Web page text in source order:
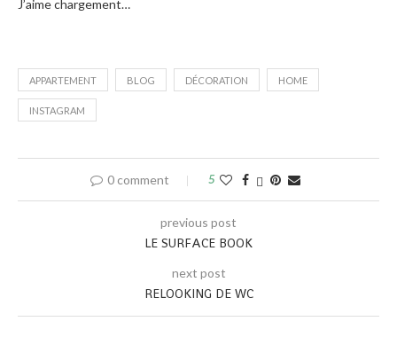
J’aimechargement…
APPARTEMENT BLOG DÉCORATION HOME
INSTAGRAM
0 comment 5
previous post
LE SURFACE BOOK
next post
RELOOKING DE WC